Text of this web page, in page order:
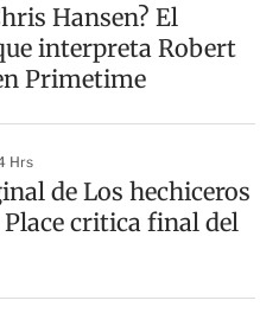
Hansen? El
interpreta Robert
Primetime
Hrs
de Los hechiceros
critica final del